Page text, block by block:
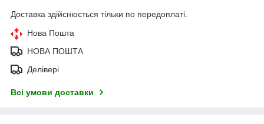
Доставка здійснюється тільки по передоплаті.
Нова Пошта
НОВА ПОШТА
Делівері
Всі умови доставки